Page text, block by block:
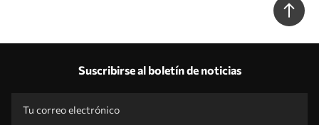
Suscribirse al boletín de noticias